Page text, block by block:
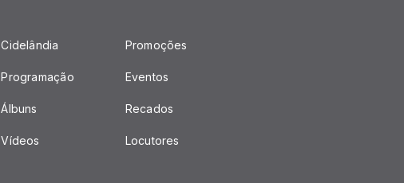
Cidelândia
Programação
Álbuns
Vídeos
Promoções
Eventos
Recados
Locutores